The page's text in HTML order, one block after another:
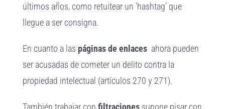
últimos años, como retuitear un ‘hashtag’ que
llegue a ser consigna.
En cuanto a las páginas de enlaces ahora pueden
ser acusadas de cometer un delito contra la
propiedad intelectual (artículos 270 y 271).
También trabajar confiltraciones supone pisar con